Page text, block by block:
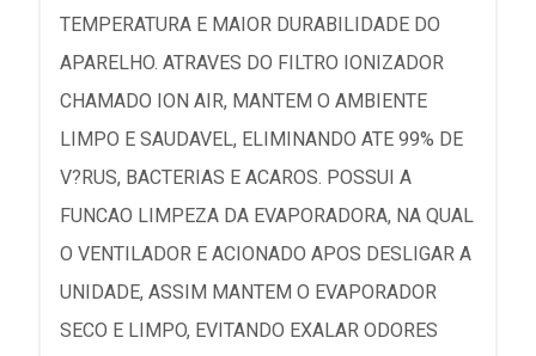
TEMPERATURA E MAIOR DURABILIDADE DO
APARELHO. ATRAVES DO FILTRO IONIZADOR
CHAMADO ION AIR, MANTEM O AMBIENTE
LIMPO E SAUDAVEL, ELIMINANDO ATE 99% DE
V?RUS, BACTERIAS E ACAROS. POSSUI A
FUNCAO LIMPEZA DA EVAPORADORA, NA QUAL
O VENTILADOR E ACIONADO APOS DESLIGAR A
UNIDADE, ASSIM MANTEM O EVAPORADOR
SECO E LIMPO, EVITANDO EXALAR ODORES